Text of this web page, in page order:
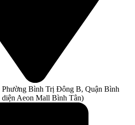
Phường Bình Trị Đông B, Quận Bình
Aeon Mall Bình Tân)